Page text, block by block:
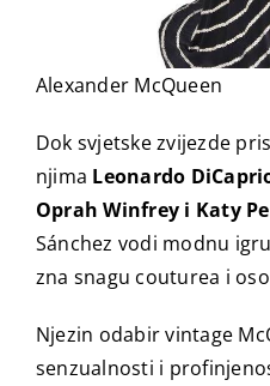
Alexander McQueen
Dok svjetske zvijezde
njima Leonardo
Oprah Winfrey i Katy
Sánchez vodi modnu
zna snagu couturea i
Njezin odabir vintage
senzualnosti i